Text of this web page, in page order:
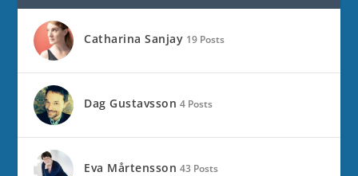
Catharina Sanjay 19 Posts
Dag Gustavsson 4 Posts
Eva Mårtensson 43 Posts